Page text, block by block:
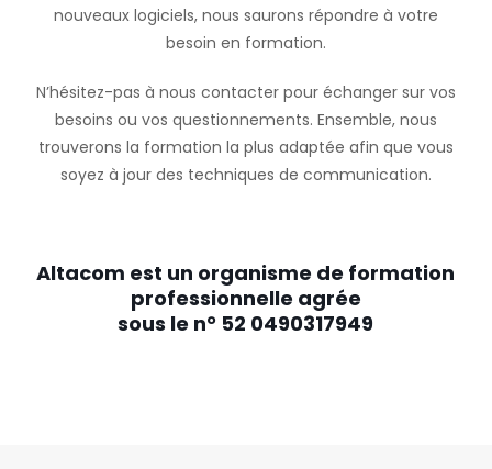
nouveaux logiciels, nous saurons répondre à votre
besoin en formation.
N’hésitez-pas à nous contacter pour échanger sur vos
besoins ou vos questionnements. Ensemble, nous
trouverons la formation la plus adaptée afin que vous
soyez à jour des techniques de communication.
Altacom est un organisme de formation
professionnelle agrée
sous le n° 52 0490317949